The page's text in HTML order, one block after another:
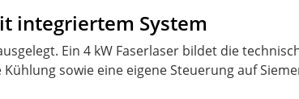
integriertem System
Ein 4 kW Faserlaser bildet die
sowie eine eigene Steuerung auf